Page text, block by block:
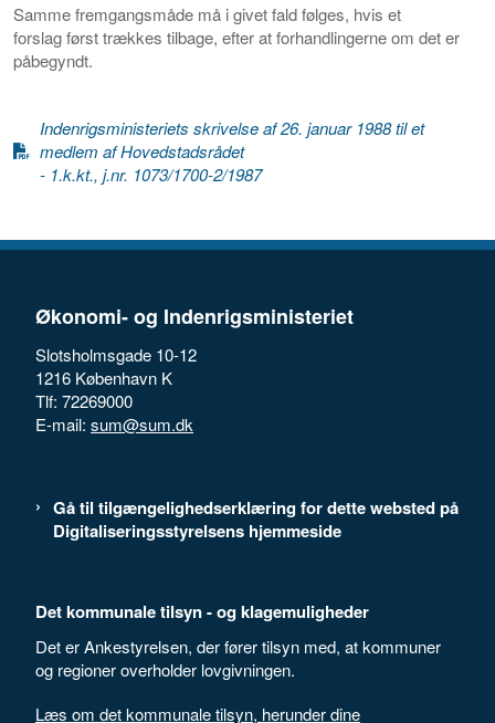
Samme fremgangsmåde må i givet fald følges, hvis et
forslag først trækkes tilbage, efter at forhandlingerne om det er
påbegyndt.
Indenrigsministeriets skrivelse af 26. januar 1988 til et
medlem af Hovedstadsrådet
- 1.k.kt., j.nr. 1073/1700-2/1987
Økonomi- og Indenrigsministeriet
Slotsholmsgade 10-12
1216 København K
Tlf: 72269000
E-mail: sum@sum.dk
Gå til tilgængelighedserklæring for dette websted på
Digitaliseringsstyrelsens hjemmeside
Det kommunale tilsyn - og klagemuligheder
Det er Ankestyrelsen, der fører tilsyn med, at kommuner
og regioner overholder lovgivningen.
Læs om det kommunale tilsyn, herunder dine